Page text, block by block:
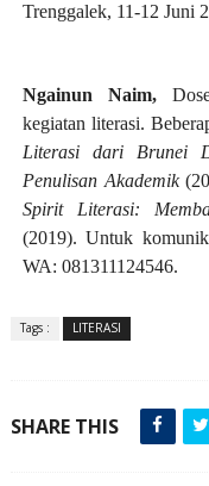
Trenggalek, 11-12 Juni
Ngainun Naim,
kegiatan literasi.
Literasi dari Brunei
Penulisan Akademik
Spirit Literasi:
(2019). Untuk
WA: 081311124546.
Tags : LITERASI
SHARE THIS